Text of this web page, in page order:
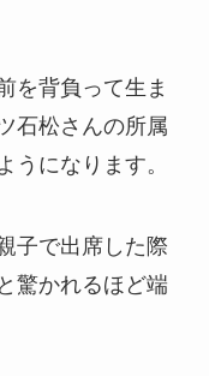
を背負って生ま
石松さんの所属
うになります。
子で出席した際
驚かれるほど端